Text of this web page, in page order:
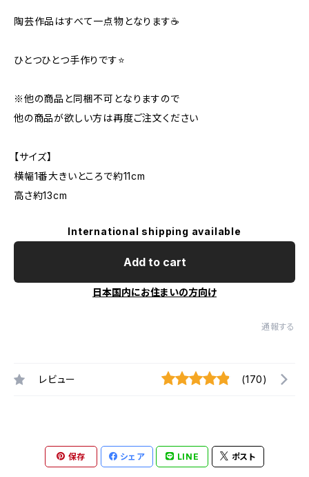
陶芸作品はすべて一点物となります☕️
ひとつひとつ手作りです⭐️
※他の商品と同梱不可となりますので
他の商品が欲しい方は再度ご注文ください
【サイズ】
横幅1番大きいところで約11cm
高さ約13cm
International shipping available
Add to cart
日本国内にお住まいの方向け
通報する
レビュー (170)
保存 シェア LINE ポスト